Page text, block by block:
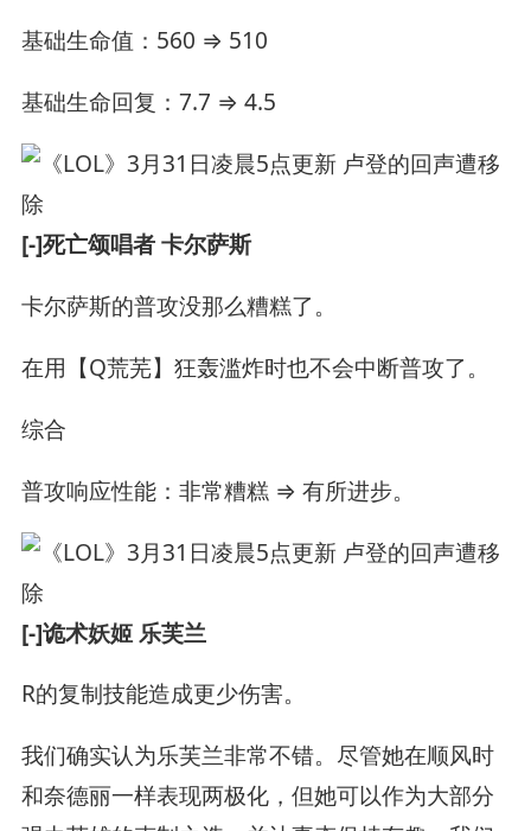
基础生命值：560 ⇒ 510
基础生命回复：7.7 ⇒ 4.5
[-]死亡颂唱者 卡尔萨斯
卡尔萨斯的普攻没那么糟糕了。
在用【Q荒芜】狂轰滥炸时也不会中断普攻了。
综合
普攻响应性能：非常糟糕 ⇒ 有所进步。
[-]诡术妖姬 乐芙兰
R的复制技能造成更少伤害。
我们确实认为乐芙兰非常不错。尽管她在顺风时
和奈德丽一样表现两极化，但她可以作为大部分